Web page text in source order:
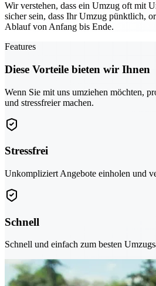
Wir verstehen, dass ein Umzug oft mit
sicher sein, dass Ihr Umzug pünktlich,
Ablauf von Anfang bis Ende.
Features
Diese Vorteile bieten wir Ihnen
Wenn Sie mit uns umziehen möchten,
und stressfreier machen.
Stressfrei
Unkompliziert Angebote einholen und
Schnell
Schnell und einfach zum besten